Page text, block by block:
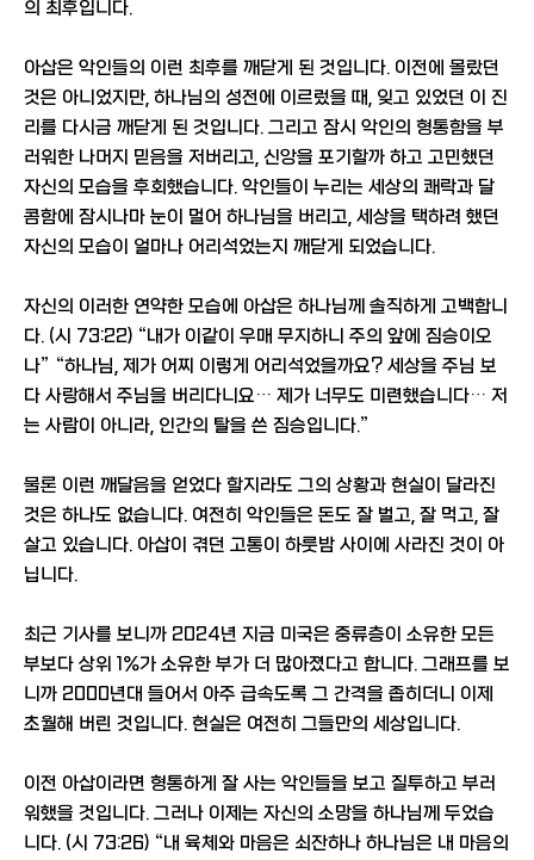
의 최후입니다.
아삽은 악인들의 이런 최후를 깨닫게 된 것입니다. 이전에 몰랐던
것은 아니었지만, 하나님의 성전에 이르렀을 때, 잊고 있었던 이 진
리를 다시금 깨닫게 된 것입니다. 그리고 잠시 악인의 형통함을 부
러워한 나머지 믿음을 저버리고, 신앙을 포기할까 하고 고민했던
자신의 모습을 후회했습니다. 악인들이 누리는 세상의 쾌락과 달
콤함에 잠시나마 눈이 멀어 하나님을 버리고, 세상을 택하려 했던
자신의 모습이 얼마나 어리석었는지 깨닫게 되었습니다.
자신의 이러한 연약한 모습에 아삽은 하나님께 솔직하게 고백합니
다. (시 73:22) “내가 이같이 우매 무지하니 주의 앞에 짐승이오
나” “하나님, 제가 어찌 이렇게 어리석었을까요? 세상을 주님 보
다 사랑해서 주님을 버리다니요… 제가 너무도 미련했습니다… 저
는 사람이 아니라, 인간의 탈을 쓴 짐승입니다.”
물론 이런 깨달음을 얻었다 할지라도 그의 상황과 현실이 달라진
것은 하나도 없습니다. 여전히 악인들은 돈도 잘 벌고, 잘 먹고, 잘
살고 있습니다. 아삽이 겪던 고통이 하룻밤 사이에 사라진 것이 아
닙니다.
최근 기사를 보니까 2024년 지금 미국은 중류층이 소유한 모든
부보다 상위 1%가 소유한 부가 더 많아졌다고 합니다. 그래프를 보
니까 2000년대 들어서 아주 급속도록 그 간격을 좁히더니 이제
초월해 버린 것입니다. 현실은 여전히 그들만의 세상입니다.
이전 아삽이라면 형통하게 잘 사는 악인들을 보고 질투하고 부러
워했을 것입니다. 그러나 이제는 자신의 소망을 하나님께 두었습
니다. (시 73:26) “내 육체와 마음은 쇠잔하나 하나님은 내 마음의